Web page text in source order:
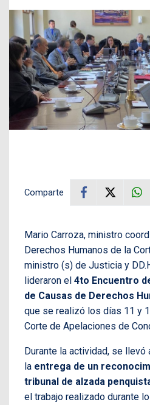
Comparte
Mario Carroza, ministro
Derechos Humanos de la
ministro (s) de Justicia y
lideraron el 4to Encuentro
de Causas de Derechos
que se realizó los días 11 y
Corte de Apelaciones de
Durante la actividad, se llevó
la entrega de un
tribunal de alzada
el trabajo realizado durante